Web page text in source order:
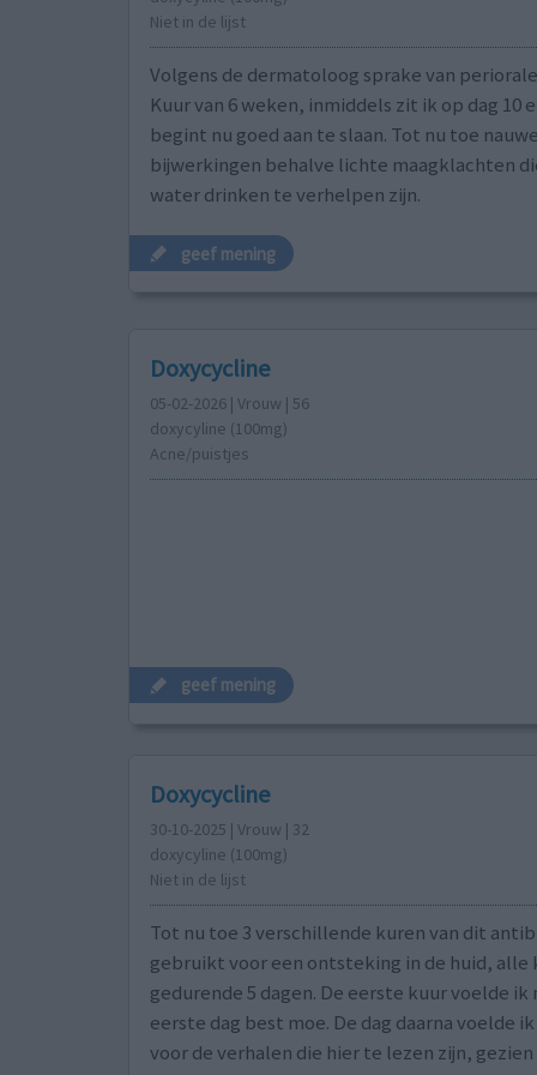
Niet in de lijst
Volgens de dermatoloog sprake van
Kuur van 6 weken, inmiddels zit ik op dag 10
begint nu goed aan te slaan. Tot nu toe
bijwerkingen behalve lichte maagklachten
water drinken te verhelpen zijn.
geef mening
Doxycycline
05-02-2026 | Vrouw | 56
doxycyline (100mg)
Acne/puistjes
geef mening
Doxycycline
30-10-2025 | Vrouw | 32
doxycyline (100mg)
Niet in de lijst
Tot nu toe 3 verschillende kuren van dit
gebruikt voor een ontsteking in de huid, alle
gedurende 5 dagen. De eerste kuur voelde ik
eerste dag best moe. De dag daarna voelde
voor de verhalen die hier te lezen zijn,